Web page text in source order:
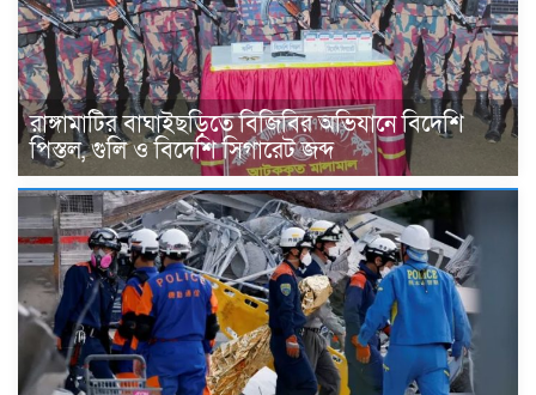
রাঙ্গামাটির বাঘাইছড়িতে বিজিবির অভিযানে বিদেশি
পিস্তল, গুলি ও বিদেশি সিগারেট জব্দ